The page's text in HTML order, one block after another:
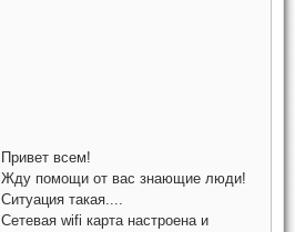
Привет всем!
Жду помощи от вас знающие люди!
Ситуация такая....
Сетевая wifi карта настроена и